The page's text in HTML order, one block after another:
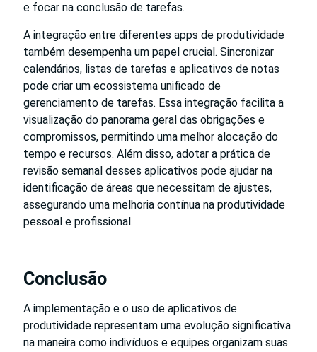
e focar na conclusão de tarefas.
A integração entre diferentes apps de produtividade
também desempenha um papel crucial. Sincronizar
calendários, listas de tarefas e aplicativos de notas
pode criar um ecossistema unificado de
gerenciamento de tarefas. Essa integração facilita a
visualização do panorama geral das obrigações e
compromissos, permitindo uma melhor alocação do
tempo e recursos. Além disso, adotar a prática de
revisão semanal desses aplicativos pode ajudar na
identificação de áreas que necessitam de ajustes,
assegurando uma melhoria contínua na produtividade
pessoal e profissional.
Conclusão
A implementação e o uso de aplicativos de
produtividade representam uma evolução significativa
na maneira como indivíduos e equipes organizam suas